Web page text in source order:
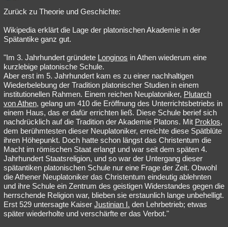
Zurück zu Theorie und Geschichte:
Wikipedia erklärt die Lage der platonischen Akademie in der
Spätantike ganz gut.
"Im 3. Jahrhundert gründete Longinos in Athen wiederum eine
kurzlebige platonische Schule.
Aber erst im 5. Jahrhundert kam es zu einer nachhaltigen
Wiederbelebung der Tradition platonischer Studien in einem
institutionellen Rahmen. Einem reichen Neuplatoniker, Plutarch
von Athen, gelang um 410 die Eröffnung des Unterrichtsbetriebs in
einem Haus, das er dafür errichten ließ. Diese Schule berief sich
nachdrücklich auf die Tradition der Akademie Platons. Mit Proklos,
dem berühmtesten dieser Neuplatoniker, erreichte diese Spätblüte
ihren Höhepunkt. Doch hatte schon längst das Christentum die
Macht im römischen Staat erlangt und war seit dem späten 4.
Jahrhundert Staatsreligion, und so war der Untergang dieser
spätantiken platonischen Schule nur eine Frage der Zeit. Obwohl
die Athener Neuplatoniker das Christentum eindeutig ablehnten
und ihre Schule ein Zentrum des geistigen Widerstandes gegen die
herrschende Religion war, blieben sie erstaunlich lange unbehelligt.
Erst 529 untersagte Kaiser Justinian I. den Lehrbetrieb; etwas
später wiederholte und verschärfte er das Verbot."